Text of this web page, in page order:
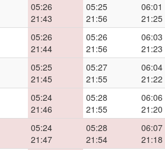
05:26
21:43
05:25
21:56
06:01
21:25
05:26
21:44
05:26
21:56
06:03
21:23
05:25
21:45
05:27
21:55
06:04
21:22
05:24
21:46
05:28
21:55
06:06
21:20
05:24
21:47
05:28
21:54
06:07
21:18